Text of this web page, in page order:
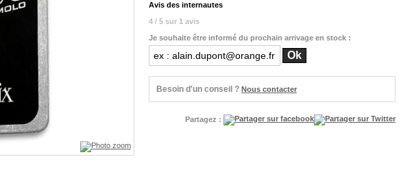
Avis des internautes
4 / 5 sur 1 avis
Je souhaite être informé du prochain arrivage en stock :
Besoin d'un conseil ? Nous contacter
Partagez :